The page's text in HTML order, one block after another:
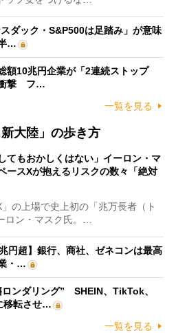
スダック・S&P500は足踏み」が意味
…
額10兆円企業が「2連続ストップ
衝撃 フ…
一覧を見る
大陸」の歩き方
てもおかしくはない」イーロン・マ
ースXが抱えるリスクの数々「絶対
の上場で史上初の「兆万長者（ト
ロン・マスク氏。…
円超】銀行、商社、ゼネコンは最高
・…
ンダリング” SHEIN、TikTok、
移転させ…
一覧を見る